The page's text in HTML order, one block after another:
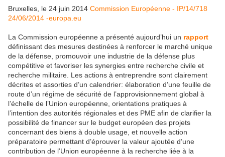
Bruxelles, le 24 juin 2014 Commission Européenne - IP/14/718
24/06/2014 -europa.eu
La Commission européenne a présenté aujourd’hui un rapport
définissant des mesures destinées à renforcer le marché unique
de la défense, promouvoir une industrie de la défense plus
compétitive et favoriser les synergies entre recherche civile et
recherche militaire. Les actions à entreprendre sont clairement
décrites et assorties d’un calendrier: élaboration d’une feuille de
route d’un régime de sécurité de l’approvisionnement global à
l’échelle de l’Union européenne, orientations pratiques à
l’intention des autorités régionales et des PME afin de clarifier la
possibilité de financer sur le budget européen des projets
concernant des biens à double usage, et nouvelle action
préparatoire permettant d’éprouver la valeur ajoutée d’une
contribution de l’Union européenne à la recherche liée à la